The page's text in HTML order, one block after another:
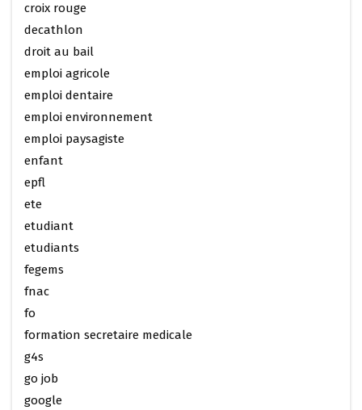
croix rouge
decathlon
droit au bail
emploi agricole
emploi dentaire
emploi environnement
emploi paysagiste
enfant
epfl
ete
etudiant
etudiants
fegems
fnac
fo
formation secretaire medicale
g4s
go job
google